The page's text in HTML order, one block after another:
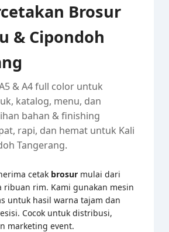
Brosur
& Cipondoh
& A4 full color untuk
katalog, menu, dan
bahan & finishing
rapi, dan hemat untuk Kali
Tangerang.
cetak brosurmulai dari
rim. Kami gunakan mesin
untuk hasil warna tajam dan
Cocok untuk distribusi,
marketing event.